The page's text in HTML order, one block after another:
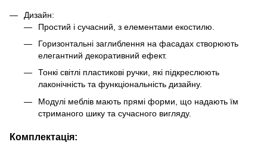
Дизайн:
Простий і сучасний, з елементами екостилю.
Горизонтальні заглиблення на фасадах створюють
елегантний декоративний ефект.
Тонкі світлі пластикові ручки, які підкреслюють
лаконічність та функціональність дизайну.
Модулі меблів мають прямі форми, що надають їм
стриманого шику та сучасного вигляду.
Комплектація: